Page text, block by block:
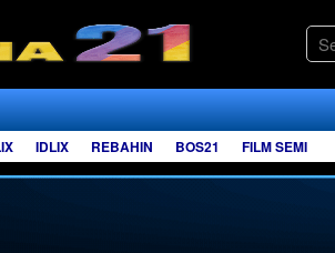
IDLIX REBAHIN BOS21 FILM SEMI